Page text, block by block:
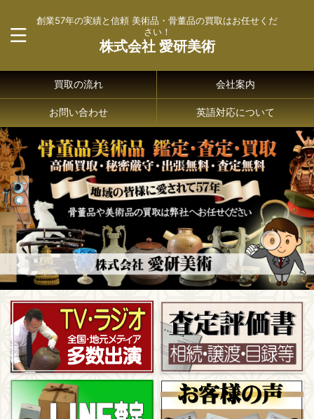
創業57年の実績と信頼 美術品・骨董品の買取はお任せくだ
さい！
株式会社 愛研美術
買取の流れ 会社案内
お問い合わせ 英語対応について